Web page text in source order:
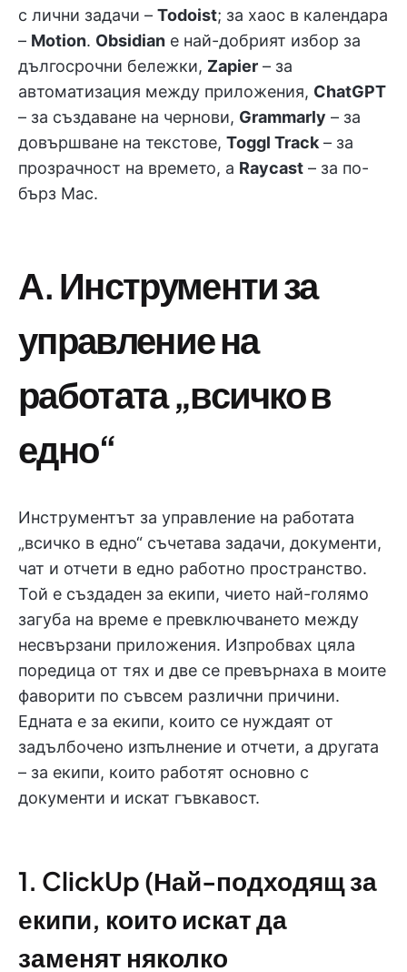
с лични задачи – Todoist; за хаос в календара
– Motion. Obsidian е най-добрият избор за
дългосрочни бележки, Zapier – за
автоматизация между приложения, ChatGPT
– за създаване на чернови, Grammarly – за
довършване на текстове, Toggl Track – за
прозрачност на времето, а Raycast – за по-
бърз Mac.
А. Инструменти за
управление на
работата „всичко в
едно“
Инструментът за управление на работата
„всичко в едно“ съчетава задачи, документи,
чат и отчети в едно работно пространство.
Той е създаден за екипи, чието най-голямо
загуба на време е превключването между
несвързани приложения. Изпробвах цяла
поредица от тях и две се превърнаха в моите
фаворити по съвсем различни причини.
Едната е за екипи, които се нуждаят от
задълбочено изпълнение и отчети, а другата
– за екипи, които работят основно с
документи и искат гъвкавост.
1. ClickUp (Най-подходящ за
екипи, които искат да
заменят няколко